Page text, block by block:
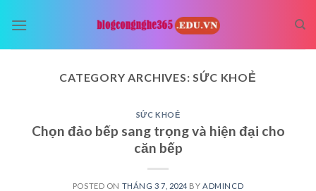
CATEGORY ARCHIVES:SỨC KHOẺ
SỨC KHOẺ
Chọn đảo bếp sang trọng và hiện đại cho
căn bếp
POSTED ON THÁNG 3 7, 2024 BY ADMINCD